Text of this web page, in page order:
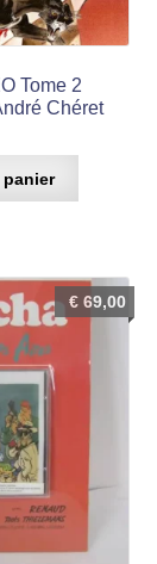
Tome 2
Chéret
€69,00